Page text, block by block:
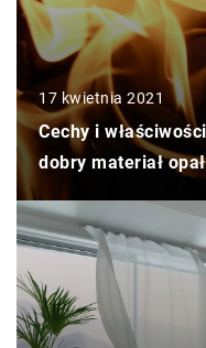
17 kwietnia 2021
Cechy i
dobry materiał